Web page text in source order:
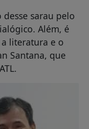
sarau pelo
Além, é
literatura e o
Santana, que